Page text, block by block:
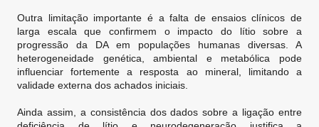
Outra limitação importante é a falta de ensaios clínicos de
larga escala que confirmem o impacto do lítio sobre a
progressão da DA em populações humanas diversas. A
heterogeneidade genética, ambiental e metabólica pode
influenciar fortemente a resposta ao mineral, limitando a
validade externa dos achados iniciais.
Ainda assim, a consistência dos dados sobre a ligação entre